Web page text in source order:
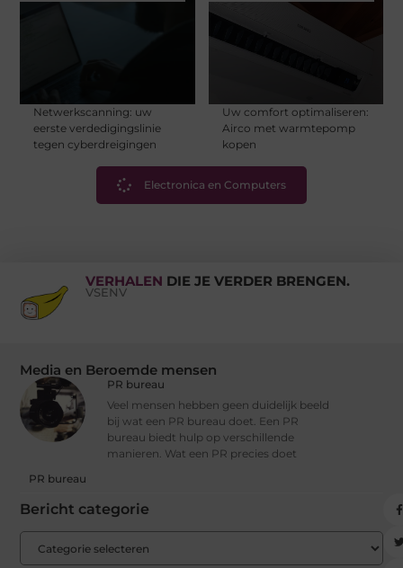
Netwerkscanning: uw
eerste verdedigingslinie
tegen cyberdreigingen
Uw comfort optimaliseren:
Airco met warmtepomp
kopen
Electronica en Computers
VERHALEN DIE JE VERDER BRENGEN.
VSENV
Media en Beroemde mensen
PR bureau
Veel mensen hebben geen duidelijk beeld
bij wat een PR bureau doet. Een PR
bureau biedt hulp op verschillende
manieren. Wat een PR precies doet
PR bureau
Bericht categorie